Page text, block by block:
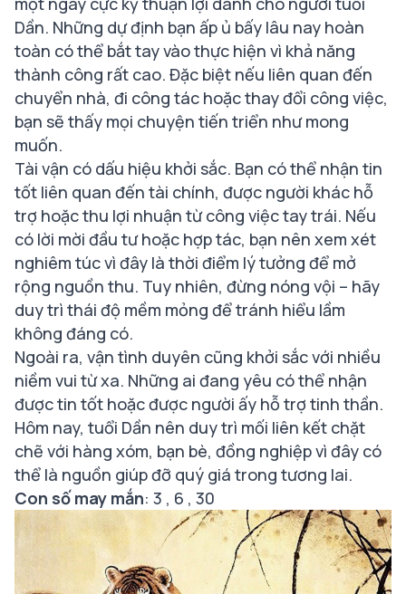
Dần. Những dự định bạn ấp ủ bấy lâu nay hoàn
toàn có thể bắt tay vào thực hiện vì khả năng
thành công rất cao. Đặc biệt nếu liên quan đến
chuyển nhà, đi công tác hoặc thay đổi công việc,
bạn sẽ thấy mọi chuyện tiến triển như mong
muốn.
Tài vận có dấu hiệu khởi sắc. Bạn có thể nhận tin
tốt liên quan đến tài chính, được người khác hỗ
trợ hoặc thu lợi nhuận từ công việc tay trái. Nếu
có lời mời đầu tư hoặc hợp tác, bạn nên xem xét
nghiêm túc vì đây là thời điểm lý tưởng để mở
rộng nguồn thu. Tuy nhiên, đừng nóng vội – hãy
duy trì thái độ mềm mỏng để tránh hiểu lầm
không đáng có.
Ngoài ra, vận tình duyên cũng khởi sắc với nhiều
niềm vui từ xa. Những ai đang yêu có thể nhận
được tin tốt hoặc được người ấy hỗ trợ tinh thần.
Hôm nay, tuổi Dần nên duy trì mối liên kết chặt
chẽ với hàng xóm, bạn bè, đồng nghiệp vì đây có
thể là nguồn giúp đỡ quý giá trong tương lai.
Con số may mắn: 3 , 6 , 30